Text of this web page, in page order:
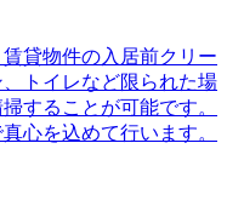
貸物件の入居前クリー
トイレなど限られた場
することが可能です。
心を込めて行います。